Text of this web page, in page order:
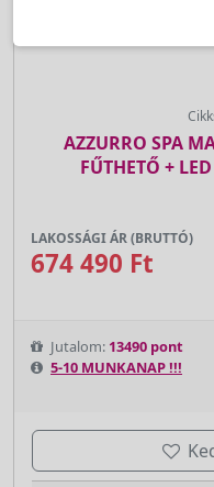
AZZURRO SPA
FŰTHETŐ +
LAKOSSÁGI ÁR (BRUTTÓ)
674 490 Ft
Jutalom: 13490 pont
5-10 MUNKANAP !!!